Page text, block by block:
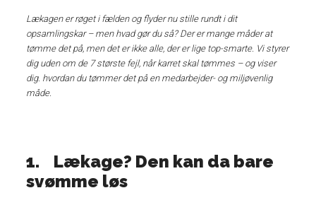
Lækagen er røget i fælden og flyder nu stille rundt i dit
opsamlingskar – men hvad gør du så? Der er mange måder at
tømme det på, men det er ikke alle, der er lige top-smarte. Vi styrer
dig uden om de 7 største fejl, når karret skal tømmes – og viser
dig. hvordan du tømmer det på en medarbejder- og miljøvenlig
måde.
1. Lækage? Den kan da bare
svømme løs